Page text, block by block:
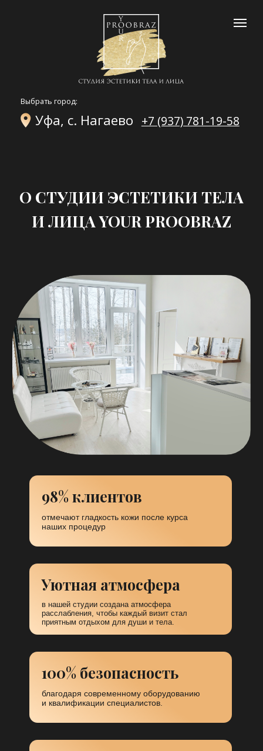
+7 (937) 781-19-58
Уфа, с. Нагаево
98% клиентов
отмечают гладкость кожи после курса
наших процедур
Уютная атмосфера
в нашей студии создана атмосфера
расслабления, чтобы каждый визит стал
приятным отдыхом для души и тела.
100% безопасность
благодаря современному оборудованию
и квалификации специалистов.
Индивидуальный
пожеланиям, подбирая процедуры, которые
подчеркнут вашу уникальность и красоту.
Студия эстетики тела и лица «YOUR
PROOBRAZ» — это место, где
современные технологии
и индивидуальный подход помогают
лазерную эпиляцию, сахар, воск и
косметические услуги на высшем